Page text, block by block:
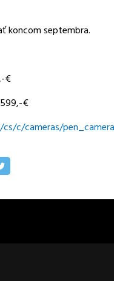
koncom septembra.
€
€
c/cameras/